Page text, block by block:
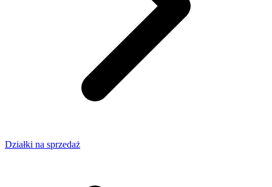
Działki na sprzedaż